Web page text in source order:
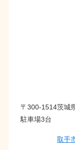
〒300-1514茨城
駐車場3台
取手